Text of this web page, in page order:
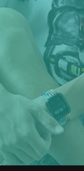
収録の依頼・番
YouTubeにつ
わせなどお気